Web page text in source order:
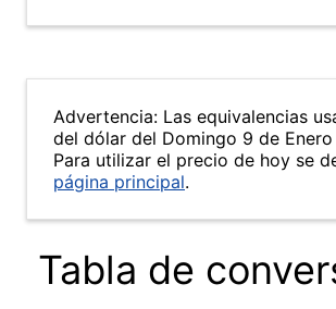
Advertencia: Las equivalencias
del dólar del Domingo 9 de Enero
Para utilizar el precio de hoy se
página principal.
Tabla de